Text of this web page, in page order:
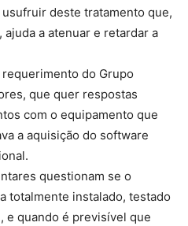
deste tratamento que,
a atenuar e retardar a
do Grupo
que quer respostas
com o equipamento que
a aquisição do software
questionam se o
totalmente instalado, testado
e quando é previsível que